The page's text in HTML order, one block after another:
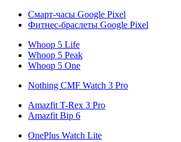
Смарт-часы Google Pixel
Фитнес-браслеты Google Pixel
Whoop 5 Life
Whoop 5 Peak
Whoop 5 One
Nothing CMF Watch 3 Pro
Amazfit T-Rex 3 Pro
Amazfit Bip 6
OnePlus Watch Lite